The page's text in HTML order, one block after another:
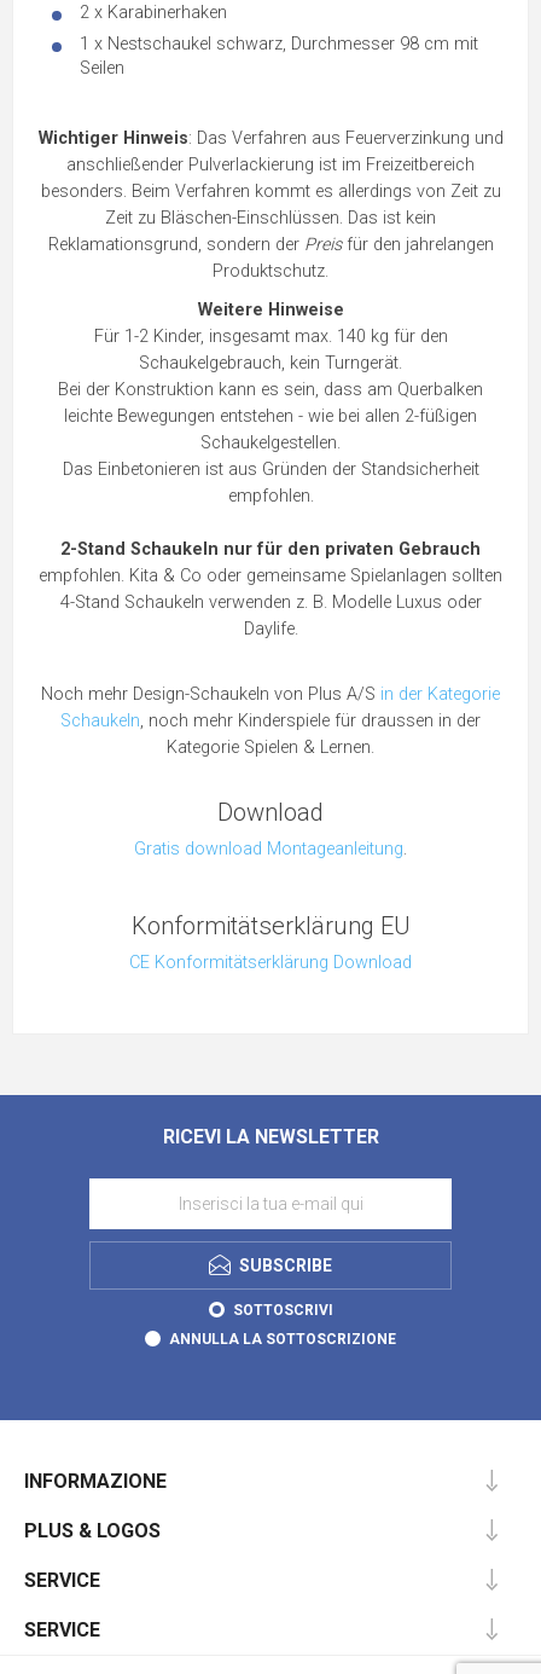
2 x Karabinerhaken
1 x Nestschaukel schwarz, Durchmesser 98 cm mit
Seilen
Wichtiger Hinweis: Das Verfahren aus Feuerverzinkung und
anschließender Pulverlackierung ist im Freizeitbereich
besonders. Beim Verfahren kommt es allerdings von Zeit zu
Zeit zu Bläschen-Einschlüssen. Das ist kein
Reklamationsgrund, sondern der Preisfür den jahrelangen
Produktschutz.
Weitere Hinweise
Für 1-2 Kinder, insgesamt max. 140 kg für den
Schaukelgebrauch, kein Turngerät.
Bei der Konstruktion kann es sein, dass am Querbalken
leichte Bewegungen entstehen - wie bei allen 2-füßigen
Schaukelgestellen.
Das Einbetonieren ist aus Gründen der Standsicherheit
empfohlen.
2-Stand Schaukeln nur für den privaten Gebrauch
empfohlen. Kita & Co oder gemeinsame Spielanlagen sollten
4-Stand Schaukeln verwenden z. B. Modelle Luxus oder
Daylife.
Noch mehr Design-Schaukeln von Plus A/S in der Kategorie
Schaukeln, noch mehr Kinderspiele für draussen in der
Kategorie Spielen & Lernen.
Download
Gratis download Montageanleitung.
Konformitätserklärung EU
CE Konformitätserklärung Download
RICEVI LA NEWSLETTER
SUBSCRIBE
SOTTOSCRIVI
ANNULLA LA SOTTOSCRIZIONE
INFORMAZIONE
PLUS & LOGOS
SERVICE
SERVICE